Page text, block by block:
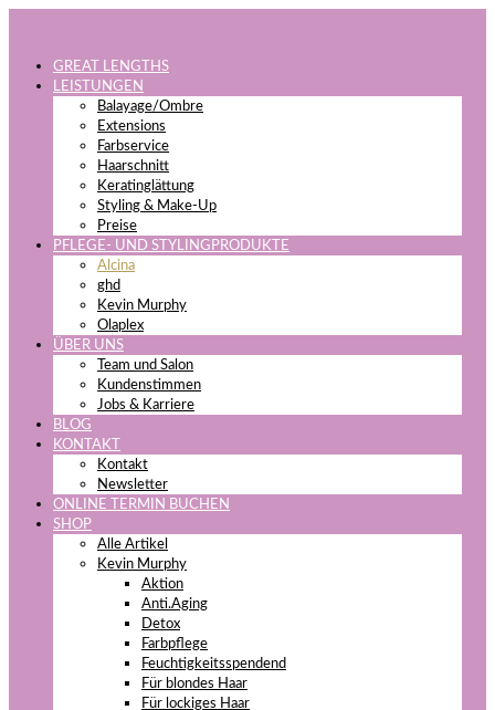
GREAT LENGTHS
LEISTUNGEN
Balayage/Ombre
Extensions
Farbservice
Haarschnitt
Keratinglättung
Styling & Make-Up
Preise
PFLEGE- UND STYLINGPRODUKTE
Alcina
ghd
Kevin Murphy
Olaplex
ÜBER UNS
Team und Salon
Kundenstimmen
Jobs & Karriere
BLOG
KONTAKT
Kontakt
Newsletter
ONLINE TERMIN BUCHEN
SHOP
Alle Artikel
Kevin Murphy
Aktion
Anti.Aging
Detox
Farbpflege
Feuchtigkeitsspendend
Für blondes Haar
Für lockiges Haar